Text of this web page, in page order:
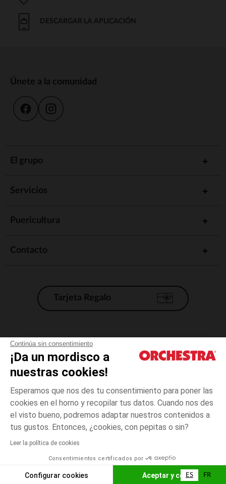
Continúa sin consentimiento
¡Da un mordisco a
nuestras cookies!
Esperamos que nos des tu consentimiento para poner las
cookies en el horno y recopilar tus datos. Cuando nos des
el visto bueno, podremos adaptar nuestros contenidos a
tus gustos. Entonces, ¿cookies, con pepitas o sin?
Leer la política de cookies
Consentimientos certificados por
Configurar cookies Aceptar y cerrar
Beige
5
El pago medidante
AÑADIR A LA CESTA
DESCARGAR LA APLICACIÓN
Únete a la comunidad
El grupo
Servicios
Puericultura
Contacto
Tarjeta Regalo
Condiciones generales de venta
Aviso Legal
*Condiciones de las ofertas actuales
Gestión de las cookies
Accesibilidad: no conforme
Orchestra adhiere al código de ética de la Federación Francesa de comercio
electrónico y venta a distancia (FEVAD) y al sistema de mediación de
ES FR